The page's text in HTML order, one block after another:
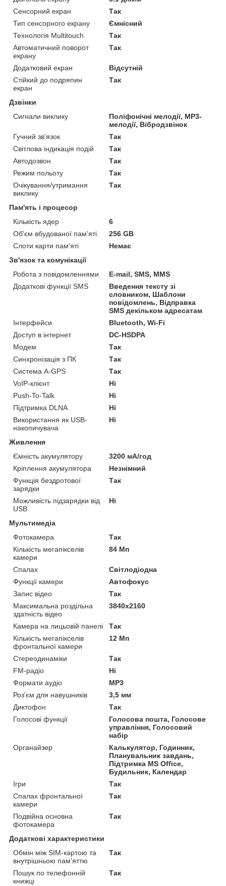
Сенсорний екран
Так
Тип сенсорного екрану
Ємнісний
Технологія Multitouch
Так
Автоматичний поворот
екрану
Так
Додатковий екран
Відсутній
Стійкий до подряпин
екран
Так
Дзвінки
Сигнали виклику
Поліфонічні мелодії, MP3-
мелодії, Вібродзвінок
Гучний зв'язок
Так
Світлова індикація подій
Так
Автодозвон
Так
Режим польоту
Так
Очікування/утримання
виклику
Так
Пам'ять і процесор
Кількість ядер
6
Об'єм вбудованої пам'яті
256 GB
Слоти карти пам'яті
Немає
Зв'язок та комунікації
Робота з повідомленнями
E-mail, SMS, MMS
Додаткові функції SMS
Введення тексту зі
словником, Шаблони
повідомлень, Відправка
SMS декільком адресатам
Інтерфейси
Bluetooth, Wi-Fi
Доступ в інтернет
DC-HSDPA
Модем
Так
Синхронізація з ПК
Так
Система A-GPS
Так
VoIP-клієнт
Ні
Push-To-Talk
Ні
Підтримка DLNA
Ні
Використання як USB-
накопичувача
Ні
Живлення
Ємність акумулятору
3200 мА/год
Кріплення акумулятора
Незнімний
Функція бездротової
зарядки
Так
Можливість підзарядки від
USB
Ні
Мультимедіа
Фотокамера
Так
Кількість мегапікселів
камери
84 Мп
Спалах
Світлодіодна
Функції камери
Автофокус
Запис відео
Так
Максимальна роздільна
здатність відео
3840x2160
Камера на лицьовій панелі
Так
Кількість мегапікселів
фронтальної камери
12 Мп
Стереодинаміки
Так
FM-радіо
Ні
Формати аудіо
MP3
Роз'єм для навушників
3,5 мм
Диктофон
Так
Голосові функції
Голосова пошта, Голосове
управління, Голосовий
набір
Органайзер
Калькулятор, Годинник,
Планувальник завдань,
Підтримка MS Office,
Будильник, Календар
Ігри
Так
Спалах фронтальної
камери
Так
Подвійна основна
фотокамера
Так
Додаткові характеристики
Обмін між SIM-картою та
внутрішньою пам'яттю
Так
Пошук по телефонній
книжці
Так